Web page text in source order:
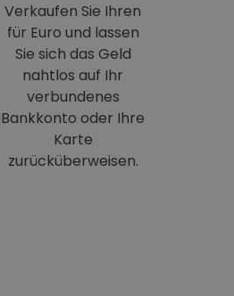
Verkaufen Sie Ihren
für Euro und lassen
Sie sich das Geld
nahtlos auf Ihr
verbundenes
Bankkonto oder Ihre
Karte
zurücküberweisen.